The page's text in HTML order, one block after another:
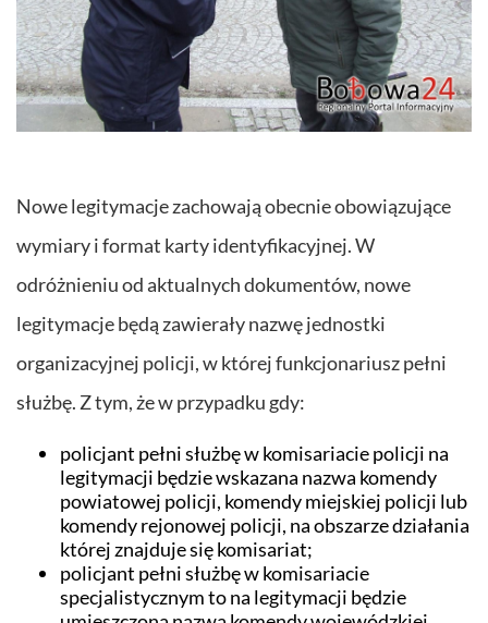
Nowe legitymacje zachowają obecnie obowiązujące
wymiary i format karty identyfikacyjnej. W
odróżnieniu od aktualnych dokumentów, nowe
legitymacje będą zawierały nazwę jednostki
organizacyjnej policji, w której funkcjonariusz pełni
służbę. Z tym, że w przypadku gdy:
policjant pełni służbę w komisariacie policji na
legitymacji będzie wskazana nazwa komendy
powiatowej policji, komendy miejskiej policji lub
komendy rejonowej policji, na obszarze działania
której znajduje się komisariat;
policjant pełni służbę w komisariacie
specjalistycznym to na legitymacji będzie